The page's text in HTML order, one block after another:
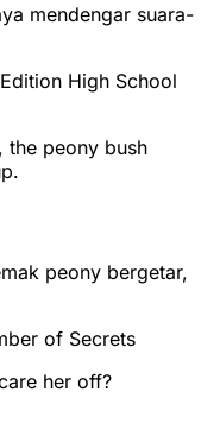
mendengar suara-
High School
the peony bush
peony bergetar,
of Secrets
her off?